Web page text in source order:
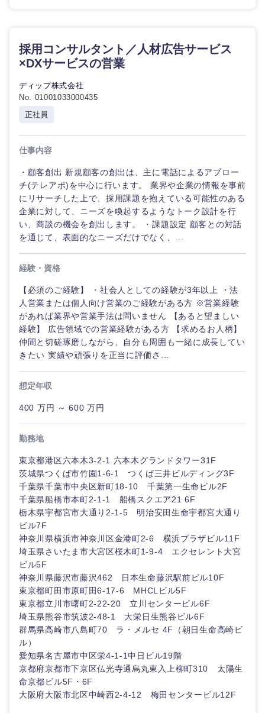
中国・四国地方
鳥取県 島根県
山口県 徳島県
香川県 愛媛県
高知県
九州・沖縄
福岡県 佐賀県
採用コンサルタント／人材広告サービス
×DXサービスの営業
ディップ株式会社
No. 01001033000435
正社員
仕事内容
・顧客創出 新規顧客の創出は、主に電話によるアプロー
チ(テレアポ)を中心に行います。 業界や企業の情報を事前
にリサーチした上で、採用課題を抱えている可能性のある
企業に対して、ニーズを喚起するようなトーク設計を行
い、商談の機会を創出します。 ・課題設定 顧客との対話
を通じて、表面的なニーズだけでなく、...
経験・資格
【必須のご経験】 ・社会人としての経験が3年以上 ・法
人営業または個人向け営業のご経験がある方 ※営業経験
があれば業界や営業手法は問いません 【あると望ましい
経験】 広告領域での営業経験がある方 【求めるお人柄】
仲間と切磋琢磨しながら、自分も周囲も一緒に成長してい
きたい 実績や頑張りを正当に評価さ...
想定年収
400 万円 ～ 600 万円
勤務地
東京都港区六本木3-2-1 六本木グランドタワー31F
茨城県つくば市竹園1-6-1 つくば三井ビルディング3F
千葉県千葉市中央区新町18-10 千葉第一生命ビル2F
千葉県船橋市本町2-1-1 船橋スクエア21 6F
栃木県宇都宮市大通り2-1-5 明治安田生命宇都宮大通り
ビル7F
神奈川県横浜市神奈川区金港町2-6 横浜プラザビル11F
埼玉県さいたま市大宮区桜木町1-9-4 エクセレント大宮
ビル5F
神奈川県藤沢市藤沢462 日本生命藤沢駅前ビル10F
東京都町田市原町田6-17-6 MHCLビル5F
東京都立川市曙町2-22-20 立川センタービル6F
埼玉県熊谷市筑波2-48-1 大栄日生熊谷ビル6F
群馬県高崎市八島町70 ラ・メルセ 4F（朝日生命高崎ビ
ル）
愛知県名古屋市中区栄4‐1-1中日ビル19階
京都府京都市下京区仏光寺通烏丸東入上柳町310 太陽生
命京都ビル5F・6F
大阪府大阪市北区中崎西2-4-12 梅田センタービル12F